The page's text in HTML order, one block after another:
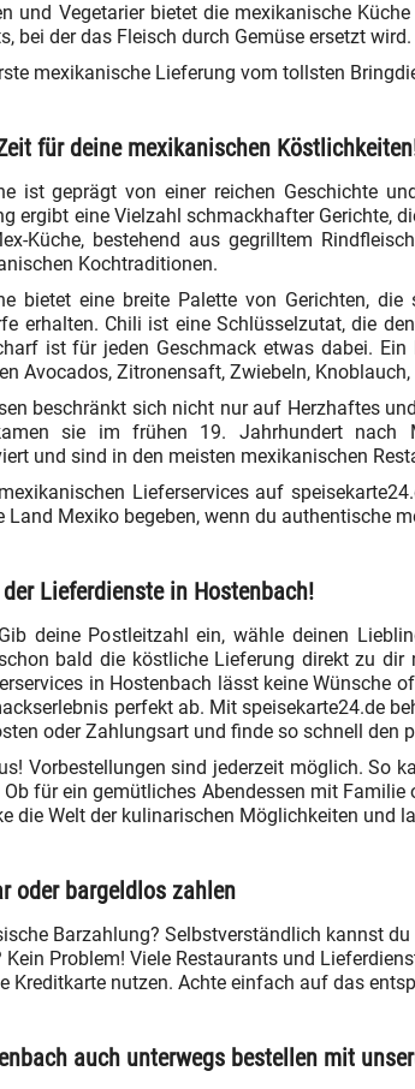
und Vegetarier bietet die mexikanische
bei der das Fleisch durch Gemüse ersetzt
mexikanische Lieferung vom tollsten
für deine mexikanischen
ist geprägt von einer reichen Geschichte
ergibt eine Vielzahl schmackhafter
Küche, bestehend aus gegrilltem
Kochtraditionen.
bietet eine breite Palette von Gerichten,
erhalten. Chili ist eine Schlüsselzutat, die
ist für jeden Geschmack etwas dabei.
Avocados, Zitronensaft, Zwiebeln,
beschränkt sich nicht nur auf Herzhaftes
sie im frühen 19. Jahrhundert
und sind in den meisten mexikanischen
Lieferservices auf
Mexiko begeben, wenn du authentische
Lieferdienste in Hostenbach!
deine Postleitzahl ein, wähle deinen
bald die köstliche Lieferung direkt zu
in Hostenbach lässt keine Wünsche
perfekt ab. Mit speisekarte24.de
oder Zahlungsart und finde so schnell den
Vorbestellungen sind jederzeit möglich. So
für ein gemütliches Abendessen mit
die Welt der kulinarischen Möglichkeiten und
oder bargeldlos zahlen
Barzahlung? Selbstverständlich kannst
Kein Problem! Viele Restaurants und
Kreditkarte nutzen. Achte einfach auf das
auch unterwegs bestellen mit